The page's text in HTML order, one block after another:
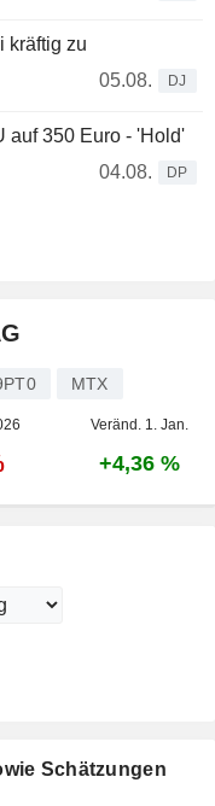
kräftig zu
05.08.
DJ
auf 350 Euro - 'Hold'
04.08.
DP
MTX
Veränd. 1. Jan.
+4,36 %
Schätzungen